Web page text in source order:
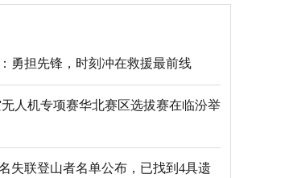
勇担先锋，时刻冲在救援最前线
人机专项赛华北赛区选拔赛在临汾举
失联登山者名单公布，已找到4具遗